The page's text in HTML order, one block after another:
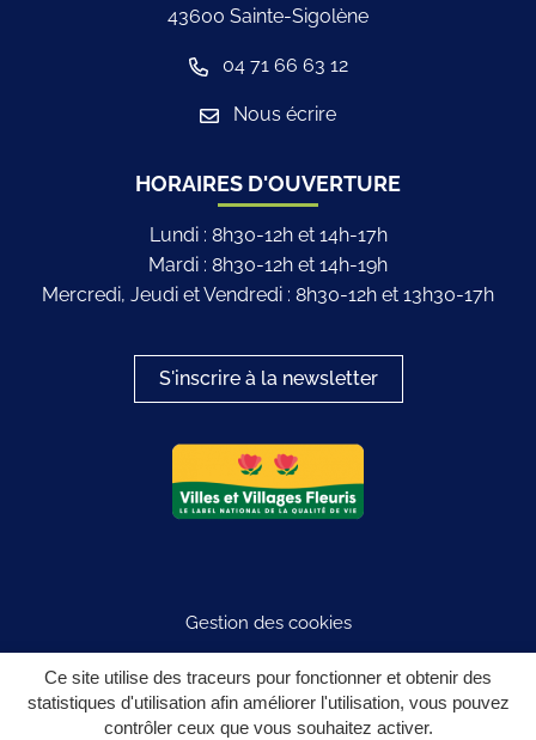
Ce site utilise des traceurs pour fonctionner et obtenir des
statistiques d'utilisation afin améliorer l'utilisation, vous pouvez
contrôler ceux que vous souhaitez activer.
43600 Sainte-Sigolène
04 71 66 63 12
Nous écrire
HORAIRES D'OUVERTURE
Lundi : 8h30-12h et 14h-17h
Mardi : 8h30-12h et 14h-19h
Mercredi, Jeudi et Vendredi : 8h30-12h et 13h30-17h
S'inscrire à la newsletter
Logo du label
Gestion des cookies
Plan du site
Mentions légales